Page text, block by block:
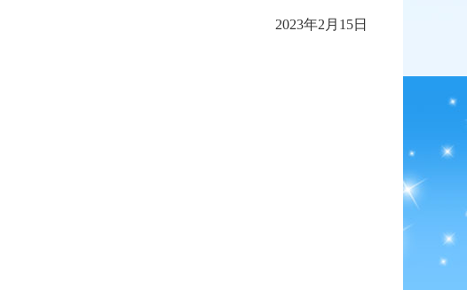
2023年2月15日